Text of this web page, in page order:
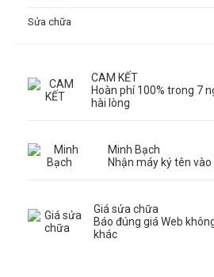
Sửa chữa
CAM KẾT
Hoàn phí 100% trong 7
hài lòng
Minh Bạch
Nhận máy ký tên
Giá sửa chữa
Báo đúng giá Web
khác